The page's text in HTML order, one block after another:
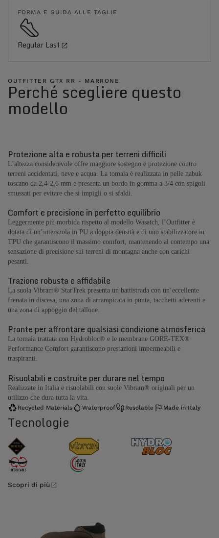
FORMA E GUIDA ALLE TAGLIE
Regular Last
OUTFITTER GTX RR - MARRONE
Perché scegliere questo
modello
Protezione alta e robusta per terreni difficili
L’altezza considerevole offre maggiore sostegno e protezione contro
terreni accidentati, neve e acqua. La tomaia è realizzata in pelle nabuk
toscano da 2,4-2,6 mm e presenta un bordo in gomma a 3/4 con spigoli
smussati per evitare che si impigli o si sfaldi.
Comfort e precisione in perfetto equilibrio
Leggermente più morbida rispetto al modello Wasatch, l’Outfitter è
dotata di un’intersuola in PU a doppia densità e di uno stabilizzatore in
TPU che garantiscono il massimo comfort, mantenendo al contempo una
sensazione di precisione sui terreni di montagna anche con carichi
pesanti.
Trazione robusta e affidabile
La suola Vibram® StarTrek presenta un battistrada con un’eccellente
frenata in discesa, una zona di arrampicata in punta, tacchetti aderenti e
una zona di appoggio del tallone.
Pronte per affrontare qualsiasi condizione atmosferica
La tomaia trattata con Hydrobloc® e le membrane GORE-TEX®
Performance Comfort garantiscono prestazioni impermeabili e
traspiranti.
Risuolabili e costruite per durare nel tempo
Realizzate in Italia e risuolabili con suole Vibram® originali per un
utilizzo che dura tutta la vita.
Recycled Materials Waterproof Resolable Made in Italy
Tecnologie
Scopri di più